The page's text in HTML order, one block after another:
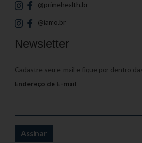
@primehealth.br
@iamo.br
Newsletter
Cadastre seu e-mail e fique por dentro
Endereço de E-mail